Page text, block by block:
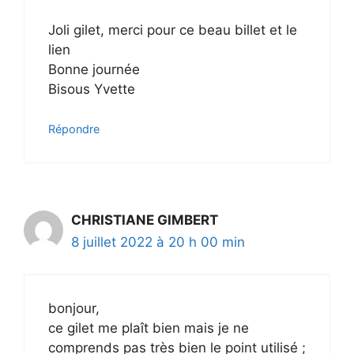
Joli gilet, merci pour ce beau billet et le
lien
Bonne journée
Bisous Yvette
Répondre
CHRISTIANE GIMBERT
8 juillet 2022 à 20 h 00 min
bonjour,
ce gilet me plaît bien mais je ne
comprends pas très bien le point utilisé ;